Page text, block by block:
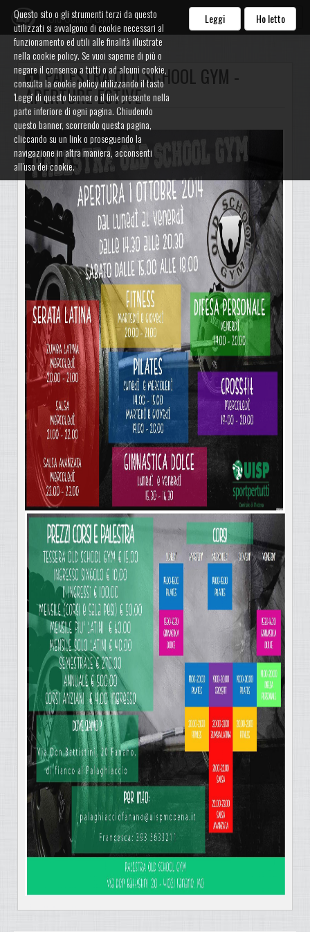
Old School Gym
PALESTRA OLD SCHOOL GYM -
APERTURE ESTIVE
Questo sito o gli strumenti terzi da questo
utilizzati si avvalgono di cookie necessari al
funzionamento ed utili alle finalità illustrate
nella cookie policy. Se vuoi saperne di più o
negare il consenso a tutti o ad alcuni cookie,
consulta la cookie policy utilizzando il tasto
'Leggi' di questo banner o il link presente nella
parte inferiore di ogni pagina. Chiudendo
questo banner, scorrendo questa pagina,
cliccando su un link o proseguendo la
navigazione in altra maniera, acconsenti
all’uso dei cookie.
Leggi Ho letto